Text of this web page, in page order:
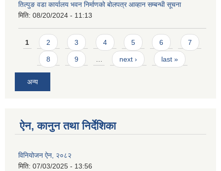
तिल्पुङ वडा कार्यालय भवन निर्माणको बोलपत्र आव्हान सम्बन्धी सूचना
मिति: 08/20/2024 - 11:13
Pages
1 2 3 4 5 6 7
8 9 next › last »
अन्य
ऐन, कानुन तथा निर्देशिका
विनियोजन ऐन, २०८२
मिति: 07/03/2025 - 13:56